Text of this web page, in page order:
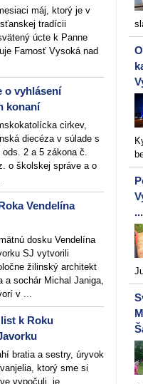
máj, ktorý je v
tradícii
úcte k Panne
Farnosť Vysoká nad
o vyhlásení
konaní
cirkev,
diecéza v súlade s
ods. 2 a 5 zákona č.
o školskej správe a o
Vendelína
dosku Vendelína
SJ vytvorili
žilinský architekt
a sochár Michal Janiga,
v ...
k Roku
bratia a sestry, úryvok
ktorý sme si
vypočuli, je
...